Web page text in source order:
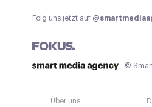
Folg uns jetzt auf
©
Über uns